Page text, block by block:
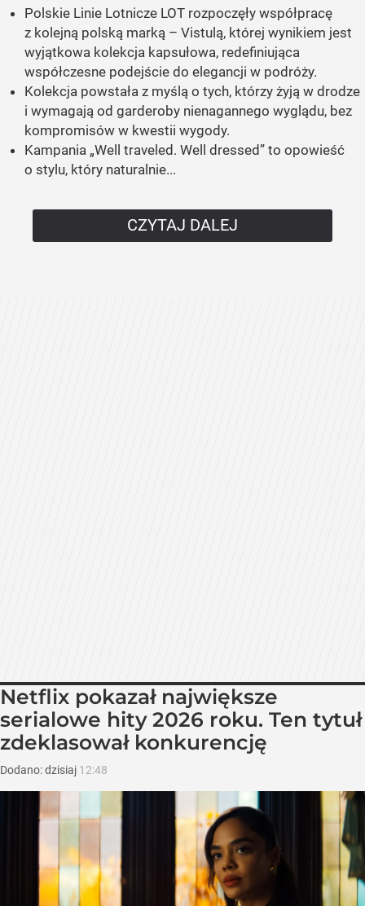
Polskie Linie Lotnicze LOT rozpoczęły współpracę
z kolejną polską marką – Vistulą, której wynikiem jest
wyjątkowa kolekcja kapsułowa, redefiniująca
współczesne podejście do elegancji w podróży.
Kolekcja powstała z myślą o tych, którzy żyją w drodze
i wymagają od garderoby nienagannego wyglądu, bez
kompromisów w kwestii wygody.
Kampania „Well traveled. Well dressed” to opowieść
o stylu, który naturalnie...
CZYTAJ DALEJ
Netflix pokazał największe
serialowe hity 2026 roku. Ten tytuł
zdeklasował konkurencję
Dodano:dzisiaj 12:48